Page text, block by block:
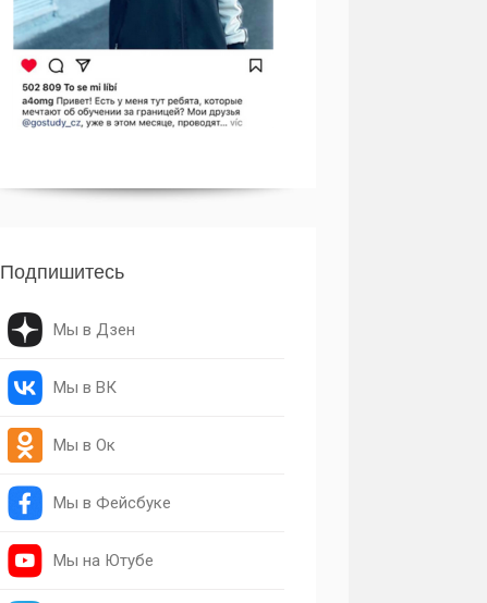
Подпишитесь
Мы в Дзен
Мы в ВК
Мы в Ок
Мы в Фейсбуке
Мы на Ютубе